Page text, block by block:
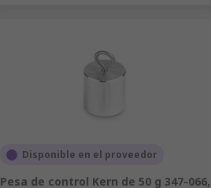
Disponible en el proveedor
Pesa de control Kern de 50 g 347-066,